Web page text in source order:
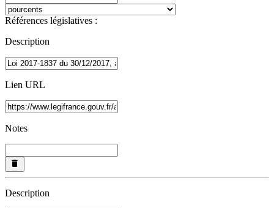
Références législatives :
Description
Lien URL
Notes
Description